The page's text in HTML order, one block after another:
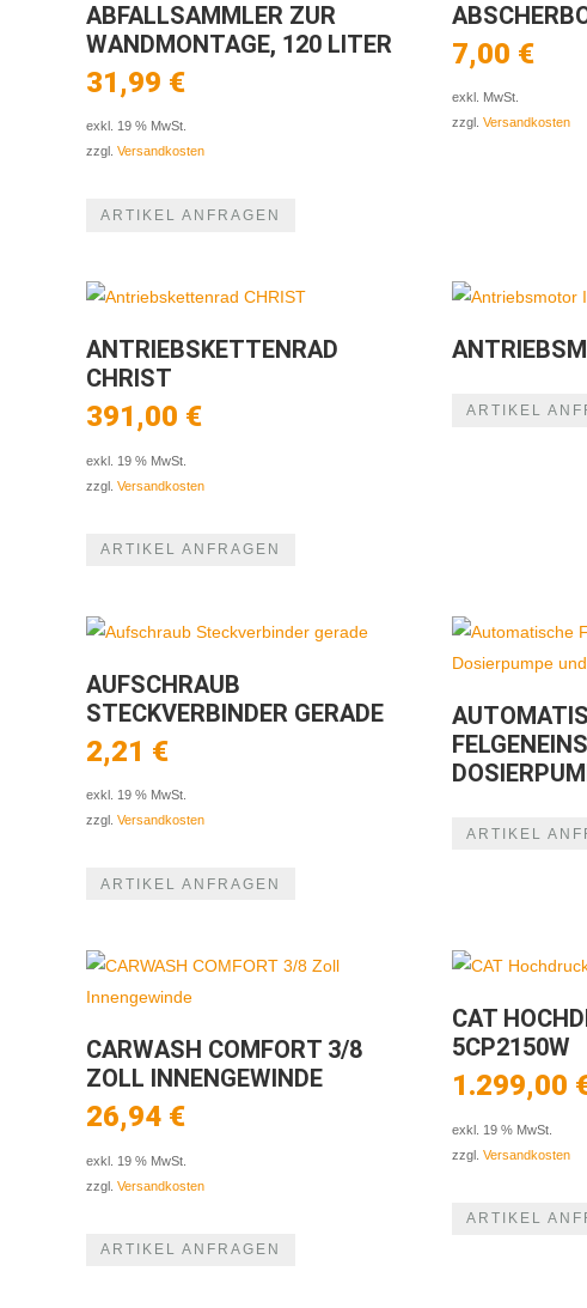
ABFALLSAMMLER ZUR
WANDMONTAGE, 120 LITER
31,99 €
exkl. 19 % MwSt.
zzgl. Versandkosten
ARTIKEL ANFRAGEN
7,00 €
exkl. MwSt.
zzgl. Versandkosten
ANTRIEBSKETTENRAD
CHRIST
391,00 €
exkl. 19 % MwSt.
zzgl. Versandkosten
ARTIKEL ANFRAGEN
ARTIKEL
AUFSCHRAUB
STECKVERBINDER GERADE
2,21 €
exkl. 19 % MwSt.
zzgl. Versandkosten
ARTIKEL ANFRAGEN
ARTIKEL
CARWASH COMFORT 3/8
ZOLL INNENGEWINDE
26,94 €
exkl. 19 % MwSt.
zzgl. Versandkosten
ARTIKEL ANFRAGEN
CAT
5CP2150W
1.299,00
exkl. 19 % MwSt.
zzgl. Versandkosten
ARTIKEL